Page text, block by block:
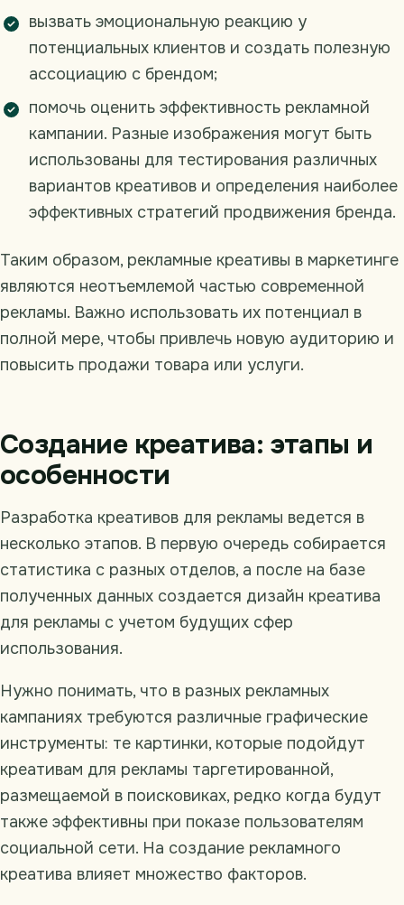
вызвать эмоциональную реакцию у
потенциальных клиентов и создать полезную
ассоциацию с брендом;
помочь оценить эффективность рекламной
кампании. Разные изображения могут быть
использованы для тестирования различных
вариантов креативов и определения наиболее
эффективных стратегий продвижения бренда.
Таким образом, рекламные креативы в маркетинге
являются неотъемлемой частью современной
рекламы. Важно использовать их потенциал в
полной мере, чтобы привлечь новую аудиторию и
повысить продажи товара или услуги.
Создание креатива: этапы и
особенности
Разработка креативов для рекламы ведется в
несколько этапов. В первую очередь собирается
статистика с разных отделов, а после на базе
полученных данных создается дизайн креатива
для рекламы с учетом будущих сфер
использования.
Нужно понимать, что в разных рекламных
кампаниях требуются различные графические
инструменты: те картинки, которые подойдут
креативам для рекламы таргетированной,
размещаемой в поисковиках, редко когда будут
также эффективны при показе пользователям
социальной сети. На создание рекламного
креатива влияет множество факторов.